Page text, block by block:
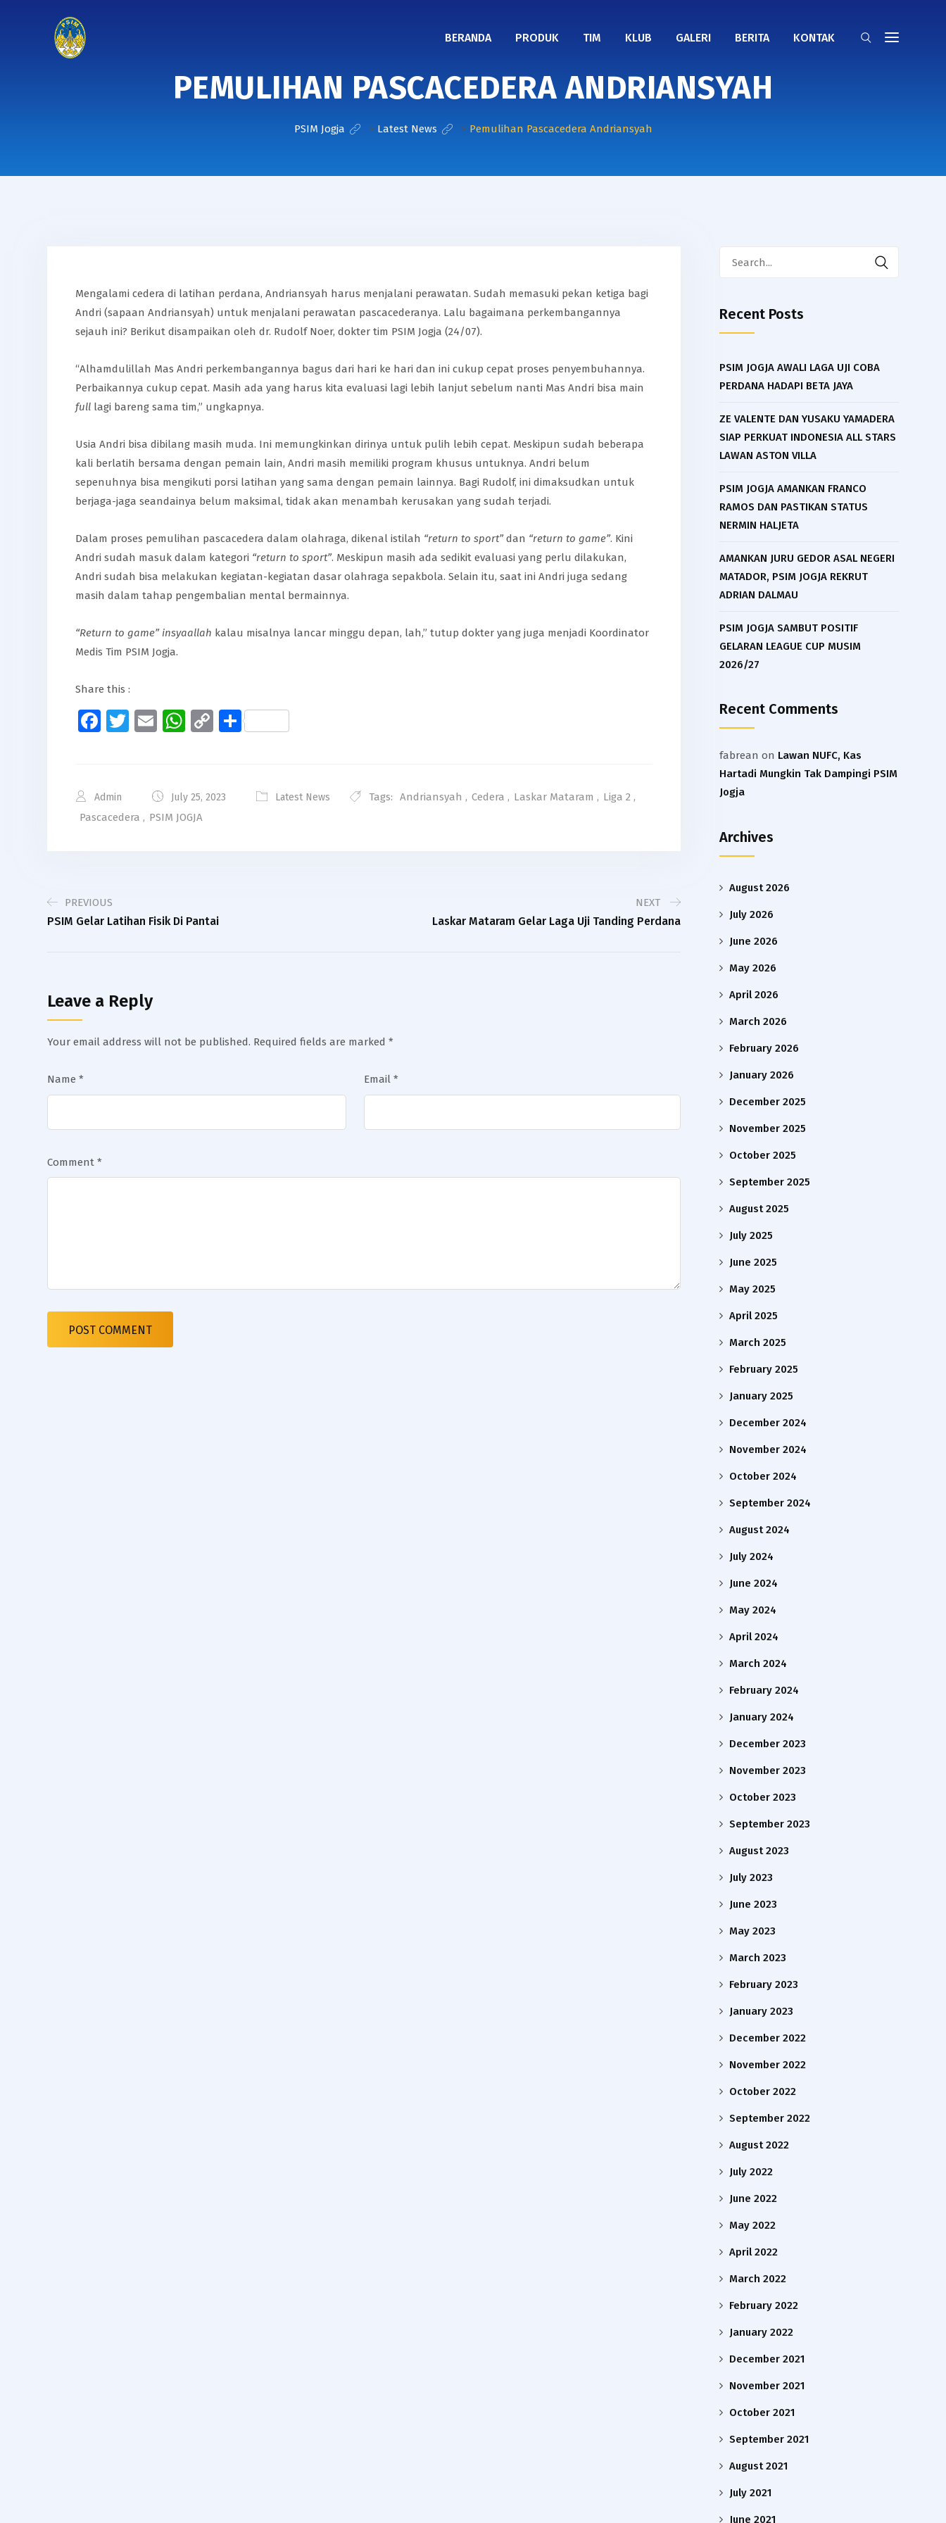
BERANDA PRODUK TIM KLUB GALERI BERITA KONTAK
PEMULIHAN PASCACEDERA ANDRIANSYAH
PSIM Jogja > Latest News > Pemulihan Pascacedera Andriansyah
Mengalami cedera di latihan perdana, Andriansyah harus menjalani perawatan. Sudah memasuki pekan ketiga bagi
Andri (sapaan Andriansyah) untuk menjalani perawatan pascacederanya. Lalu bagaimana perkembangannya
sejauh ini? Berikut disampaikan oleh dr. Rudolf Noer, dokter tim PSIM Jogja (24/07).
“Alhamdulillah Mas Andri perkembangannya bagus dari hari ke hari dan ini cukup cepat proses penyembuhannya.
Perbaikannya cukup cepat. Masih ada yang harus kita evaluasi lagi lebih lanjut sebelum nanti Mas Andri bisa main
full lagi bareng sama tim,” ungkapnya.
Usia Andri bisa dibilang masih muda. Ini memungkinkan dirinya untuk pulih lebih cepat. Meskipun sudah beberapa
kali berlatih bersama dengan pemain lain, Andri masih memiliki program khusus untuknya. Andri belum
sepenuhnya bisa mengikuti porsi latihan yang sama dengan pemain lainnya. Bagi Rudolf, ini dimaksudkan untuk
berjaga-jaga seandainya belum maksimal, tidak akan menambah kerusakan yang sudah terjadi.
Dalam proses pemulihan pascacedera dalam olahraga, dikenal istilah “return to sport”dan “return to game”. Kini
Andri sudah masuk dalam kategori “return to sport”. Meskipun masih ada sedikit evaluasi yang perlu dilakukan,
Andri sudah bisa melakukan kegiatan-kegiatan dasar olahraga sepakbola. Selain itu, saat ini Andri juga sedang
masih dalam tahap pengembalian mental bermainnya.
“Return to game” insyaallah kalau misalnya lancar minggu depan, lah,” tutup dokter yang juga menjadi Koordinator
Medis Tim PSIM Jogja.
Share this :
Facebook
Twitter
EmailWhatsApp
CopyShare
Admin July 25, 2023 Latest News Tags: Andriansyah , Cedera , Laskar Mataram , Liga 2 ,
Pascacedera , PSIM JOGJA
PREVIOUS
PSIM Gelar Latihan Fisik Di Pantai
NEXT
Laskar Mataram Gelar Laga Uji Tanding Perdana
Leave a Reply
Your email address will not be published. Required fields are marked *
Name * Email *
Comment *
Recent Posts
PSIM JOGJA AWALI LAGA UJI COBA
PERDANA HADAPI BETA JAYA
ZE VALENTE DAN YUSAKU YAMADERA
SIAP PERKUAT INDONESIA ALL STARS
LAWAN ASTON VILLA
PSIM JOGJA AMANKAN FRANCO
RAMOS DAN PASTIKAN STATUS
NERMIN HALJETA
AMANKAN JURU GEDOR ASAL NEGERI
MATADOR, PSIM JOGJA REKRUT
ADRIAN DALMAU
PSIM JOGJA SAMBUT POSITIF
GELARAN LEAGUE CUP MUSIM
2026/27
Recent Comments
fabrean on Lawan NUFC, Kas
Hartadi Mungkin Tak Dampingi PSIM
Jogja
Archives
August 2026
July 2026
June 2026
May 2026
April 2026
March 2026
February 2026
January 2026
December 2025
November 2025
October 2025
September 2025
August 2025
July 2025
June 2025
May 2025
April 2025
March 2025
February 2025
January 2025
December 2024
November 2024
October 2024
September 2024
August 2024
July 2024
June 2024
May 2024
April 2024
March 2024
February 2024
January 2024
December 2023
November 2023
October 2023
September 2023
August 2023
July 2023
June 2023
May 2023
March 2023
February 2023
January 2023
December 2022
November 2022
October 2022
September 2022
August 2022
July 2022
June 2022
May 2022
April 2022
March 2022
February 2022
January 2022
December 2021
November 2021
October 2021
September 2021
August 2021
July 2021
June 2021